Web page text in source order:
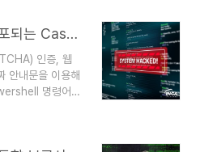
화된 파..
를 통한
으나 공격자는
성 파일을 탄
OS 의
ClickFix 공격을 통해 유포되는 CastleLoader 분석
인증, 웹
안내문을 이용해
명령어를
. 최근 발견된